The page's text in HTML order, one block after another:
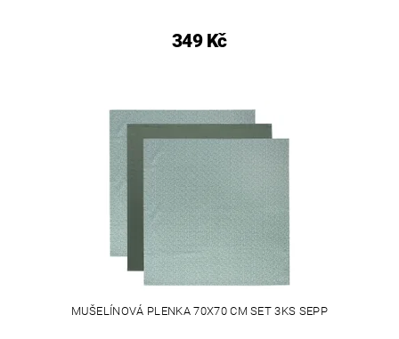
349 Kč
MUŠELÍNOVÁ PLENKA 70X70 CM SET 3KS SEPP